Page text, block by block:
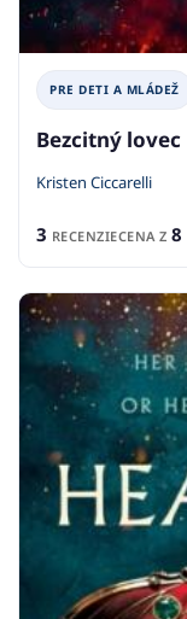
PRE DETI A MLÁDEŽ
Bezcitný lovec
Kristen Ciccarelli
3 RECENZIECENA Z 8